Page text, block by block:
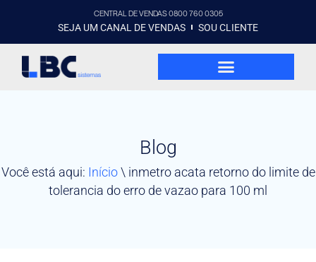
CENTRAL DE VENDAS 0800 760 0305
SEJA UM CANAL DE VENDAS SOU CLIENTE
Blog
Você está aqui: Início\ inmetro acata retorno do limite de
tolerancia do erro de vazao para 100 ml